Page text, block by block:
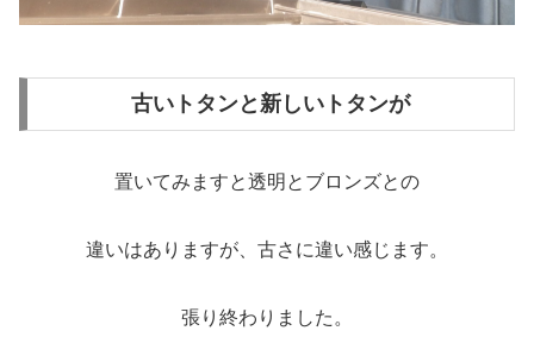
古いトタンと新しいトタンが
置いてみますと透明とブロンズとの
違いはありますが、古さに違い感じます。
張り終わりました。